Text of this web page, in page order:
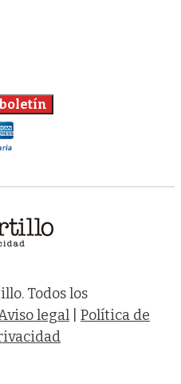
Todos los
legal
Política de